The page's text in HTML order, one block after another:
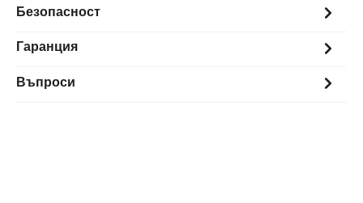
Безопасност
Гаранция
Въпроси